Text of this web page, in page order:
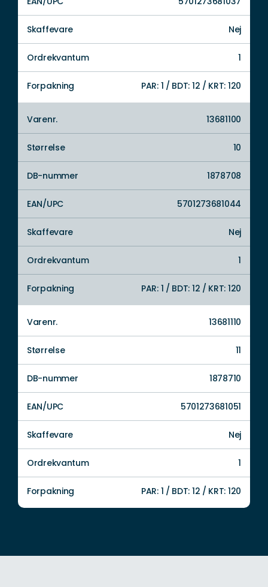
Skaffevare Nej
Ordrekvantum 1
Forpakning PAR: 1 / BDT: 12 / KRT: 120
Varenr. 13681100
Størrelse 10
DB-nummer 1878708
EAN/UPC 5701273681044
Skaffevare Nej
Ordrekvantum 1
Forpakning PAR: 1 / BDT: 12 / KRT: 120
Varenr. 13681110
Størrelse 11
DB-nummer 1878710
EAN/UPC 5701273681051
Skaffevare Nej
Ordrekvantum 1
Forpakning PAR: 1 / BDT: 12 / KRT: 120